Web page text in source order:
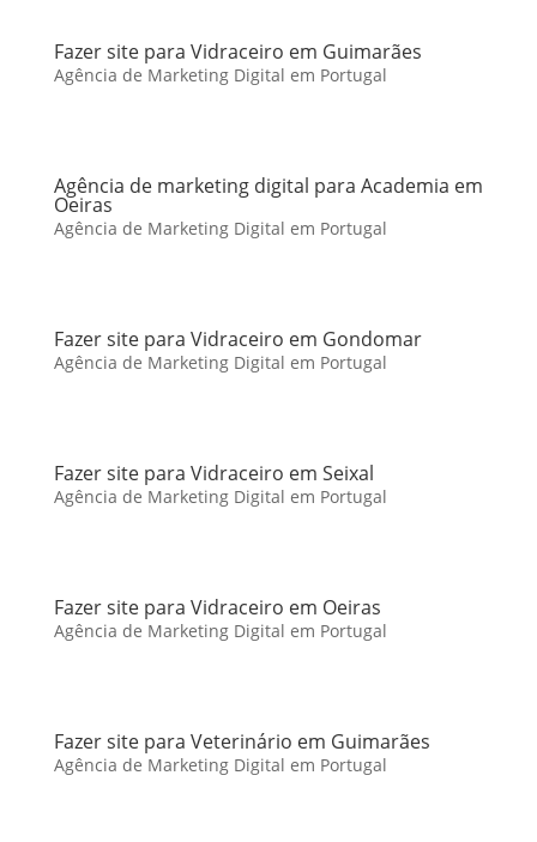
Fazer site para Vidraceiro em Guimarães
Agência de Marketing Digital em Portugal
Agência de marketing digital para Academia em
Oeiras
Agência de Marketing Digital em Portugal
Fazer site para Vidraceiro em Gondomar
Agência de Marketing Digital em Portugal
Fazer site para Vidraceiro em Seixal
Agência de Marketing Digital em Portugal
Fazer site para Vidraceiro em Oeiras
Agência de Marketing Digital em Portugal
Fazer site para Veterinário em Guimarães
Agência de Marketing Digital em Portugal